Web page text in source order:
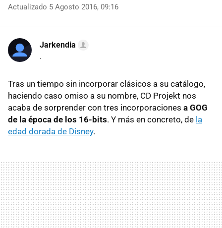
Actualizado 5 Agosto 2016, 09:16
Jarkendia
.
Tras un tiempo sin incorporar clásicos a su catálogo,
haciendo caso omiso a su nombre, CD Projekt nos
acaba de sorprender con tres incorporaciones a GOG
de la época de los 16-bits. Y más en concreto, de la
edad dorada de Disney.